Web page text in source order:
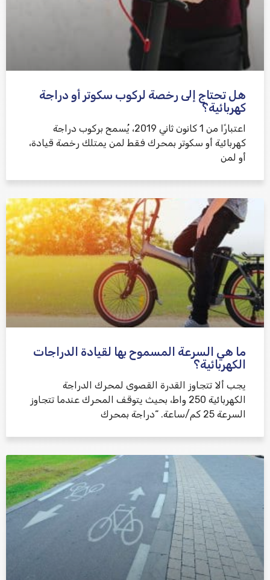
هل تحتاج إلى رخصة لركوب سكوتر أو دراجة
كهربائية؟
اعتبارًا من 1 كانون ثاني 2019، يُسمح بركوب دراجة
كهربائية أو سكوتر بمحرك فقط لمن يمتلك رخصة قيادة،
أو لمن
ما هي السرعة المسموح بها لقيادة الدراجات
الكهربائية؟
يجب ألا تتجاوز القدرة القصوى لمحرك الدراجة
الكهربائية 250 واط، بحيث يتوقف المحرك عندما تتجاوز
السرعة 25 كم/ساعة. “دراجة بمحرك